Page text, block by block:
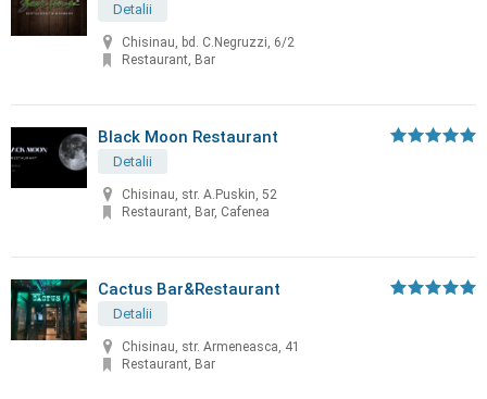
Detalii
Chisinau, bd. C.Negruzzi, 6/2
Restaurant, Bar
Black Moon Restaurant
Detalii
Chisinau, str. A.Puskin, 52
Restaurant, Bar, Cafenea
Cactus Bar&Restaurant
Detalii
Chisinau, str. Armeneasca, 41
Restaurant, Bar